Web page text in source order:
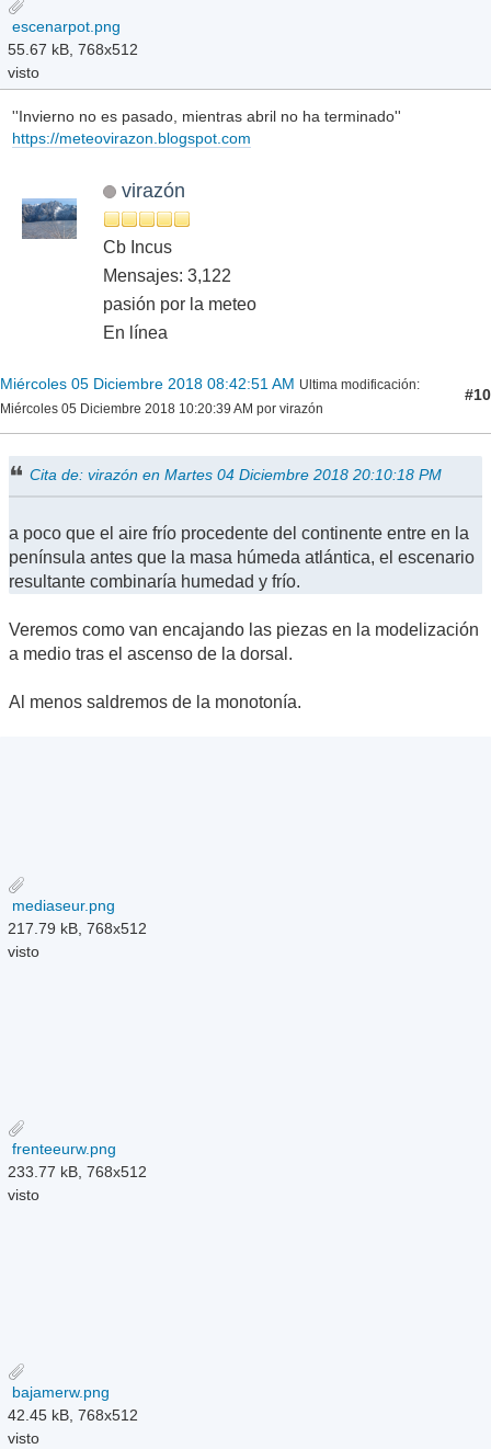
escenarpot.png
55.67 kB, 768x512
visto
''Invierno no es pasado, mientras abril no ha terminado''
https://meteovirazon.blogspot.com
virazón
Cb Incus
Mensajes: 3,122
pasión por la meteo
En línea
Miércoles 05 Diciembre 2018 08:42:51 AM Ultima modificación:
Miércoles 05 Diciembre 2018 10:20:39 AM por virazón
#10
Cita de: virazón en Martes 04 Diciembre 2018 20:10:18 PM
a poco que el aire frío procedente del continente entre en la
península antes que la masa húmeda atlántica, el escenario
resultante combinaría humedad y frío.
Veremos como van encajando las piezas en la modelización
a medio tras el ascenso de la dorsal.
Al menos saldremos de la monotonía.
mediaseur.png
217.79 kB, 768x512
visto
frenteeurw.png
233.77 kB, 768x512
visto
bajamerw.png
42.45 kB, 768x512
visto